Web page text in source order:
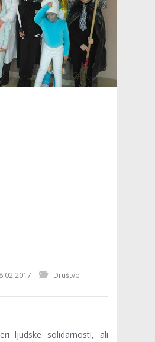
Društvo
ljudske solidarnosti, ali